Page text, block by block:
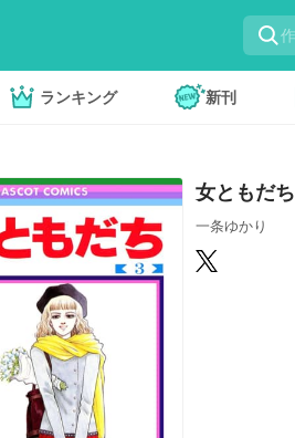
ランキング 新刊
女ともだち
一条ゆかり